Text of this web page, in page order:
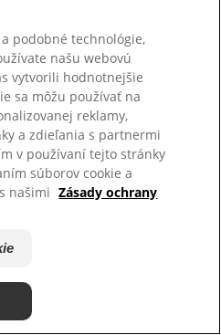
práva vyhradené.
podobné technológie,
našu webovú
vytvorili hodnotnejšie
sa môžu používať na
reklamy,
a zdieľania s partnermi
v používaní tejto stránky
súborov cookie a
našimi Zásady ochrany